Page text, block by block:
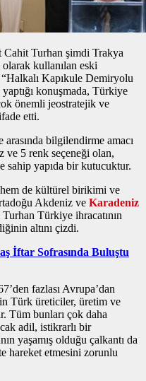
Cahit Turhan şimdi Trakya
kullanılan eski
Kapıkule Demiryolu
konuşmada, Türkiye
önemli jeostratejik ve
etti.
arasında bilgilendirme amacı
ve 5 renk seçeneği olan,
sahip yapıda bir kutucuktur.
de kültürel birikimi ve
Akdeniz ve Karadeniz
Türkiye ihracatının
altını çizdi.
İftar Sofrasında Buluştu
fazlası Avrupa’dan
Türk üreticiler, üretim ve
Tüm bunları çok daha
adil, istikrarlı bir
yaşamış olduğu çalkantı da
hareket etmesini zorunlu